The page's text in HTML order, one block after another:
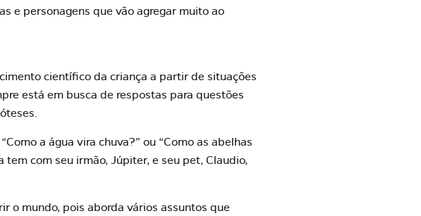
e personagens que vão agregar muito ao
científico da criança a partir de situações
está em busca de respostas para questões
a água vira chuva?” ou “Como as abelhas
tem com seu irmão, Júpiter, e seu pet, Claudio,
o mundo, pois aborda vários assuntos que